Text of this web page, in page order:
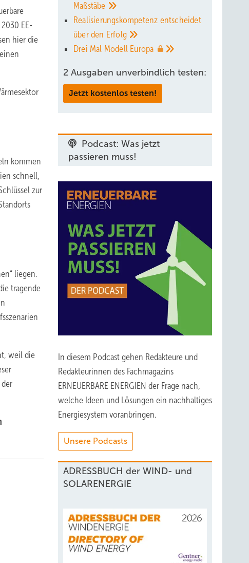
EE-
hier die
kommen
schnell,
zur
liegen.
tragende
weil die
Maßstäbe
Realisierungskompetenz entscheidet
über den Erfolg
Drei Mal Modell Europa
2 Ausgaben unverbindlich testen:
Jetzt kostenlos testen!
Podcast: Was jetzt
passieren muss!
In diesem Podcast gehen Redakteure und
Redakteurinnen des Fachmagazins
ERNEUERBARE ENERGIEN der Frage nach,
welche Ideen und Lösungen ein nachhaltiges
Energiesystem voranbringen.
Unsere Podcasts
ADRESSBUCH der WIND- und
SOLARENERGIE